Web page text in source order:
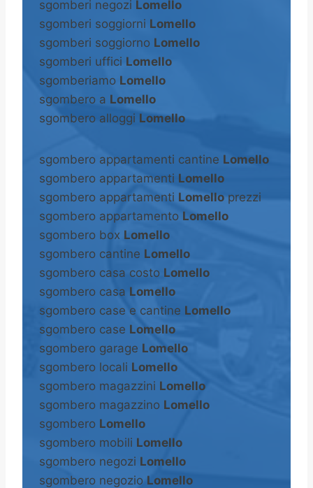
sgomberi negozi Lomello
sgomberi soggiorni Lomello
sgomberi soggiorno Lomello
sgomberi uffici Lomello
sgomberiamo Lomello
sgombero a Lomello
sgombero alloggi Lomello
sgombero appartamenti cantine Lomello
sgombero appartamenti Lomello
sgombero appartamenti Lomello prezzi
sgombero appartamento Lomello
sgombero box Lomello
sgombero cantine Lomello
sgombero casa costo Lomello
sgombero casa Lomello
sgombero case e cantine Lomello
sgombero case Lomello
sgombero garage Lomello
sgombero locali Lomello
sgombero magazzini Lomello
sgombero magazzino Lomello
sgombero Lomello
sgombero mobili Lomello
sgombero negozi Lomello
sgombero negozio Lomello